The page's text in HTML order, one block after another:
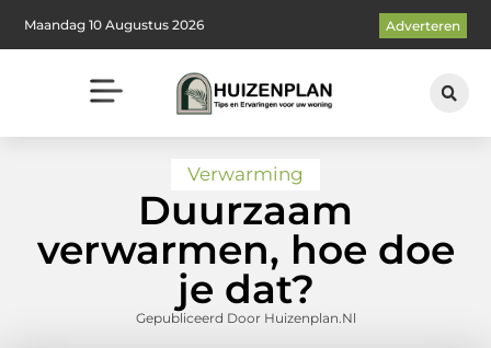
Maandag 10 Augustus 2026 Adverteren
Verwarming
Duurzaam
verwarmen, hoe doe
je dat?
Gepubliceerd Door Huizenplan.nl